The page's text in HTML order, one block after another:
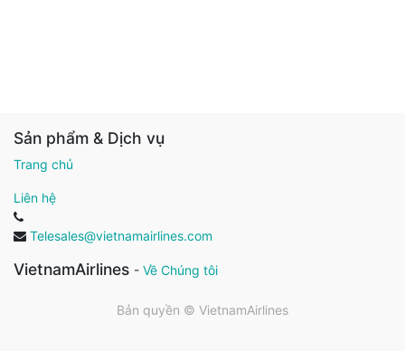
Sản phẩm & Dịch vụ
Trang chủ
Liên hệ
Telesales@vietnamairlines.com
VietnamAirlines - Về Chúng tôi
Bản quyền © VietnamAirlines